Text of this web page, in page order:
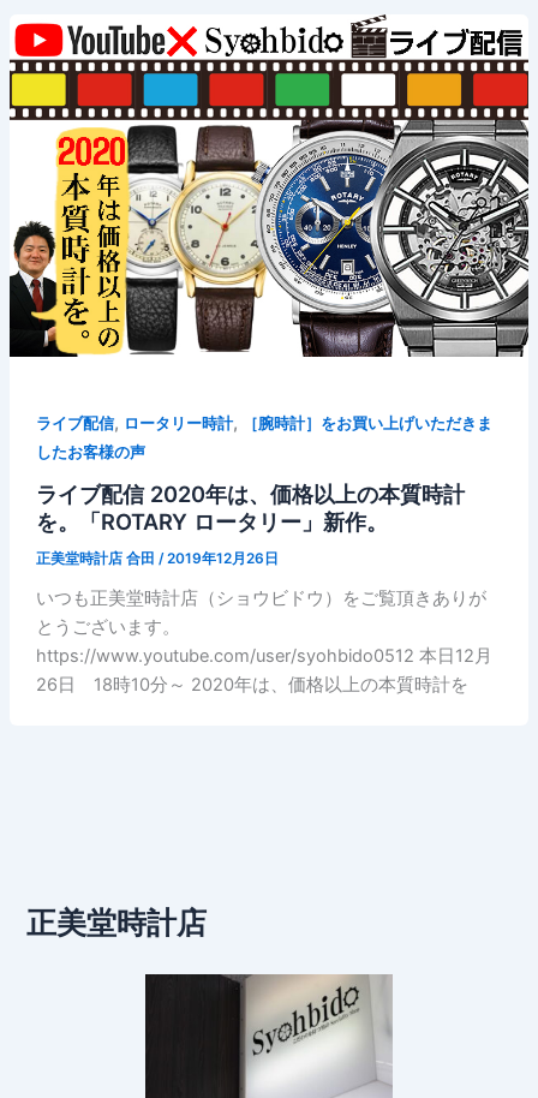
ライブ配信, ロータリー時計,
［腕時計］をお買い上げいただきま
したお客様の声
ライブ配信 2020年は、価格以上の本質時計
を。「ROTARY ロータリー」新作。
正美堂時計店 合田 /2019年12月26日
いつも正美堂時計店（ショウビドウ）をご覧頂きありが
とうございます。
https://www.youtube.com/user/syohbido0512 本日12月
26日 18時10分～ 2020年は、価格以上の本質時計を
正美堂時計店